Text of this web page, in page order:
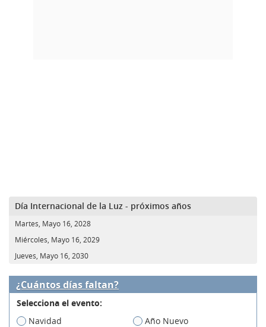
Día Internacional de la Luz - próximos años
Martes, Mayo 16, 2028
Miércoles, Mayo 16, 2029
Jueves, Mayo 16, 2030
¿Cuántos días faltan?
Selecciona el evento:
Navidad
Año Nuevo